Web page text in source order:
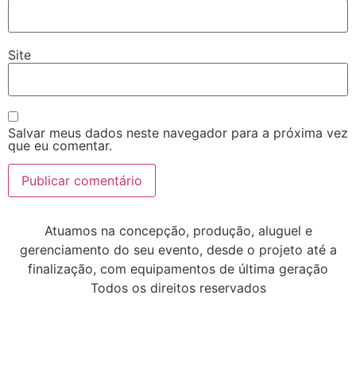
Site
Salvar meus dados neste navegador para a próxima vez
que eu comentar.
Atuamos na concepção, produção, aluguel e
gerenciamento do seu evento, desde o projeto até a
finalização, com equipamentos de última geração
Todos os direitos reservados